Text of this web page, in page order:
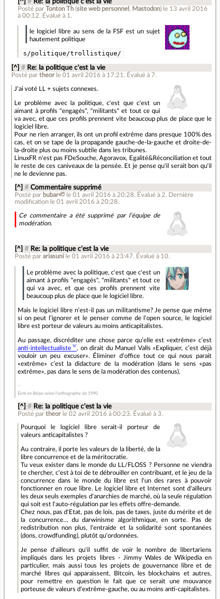
Posté parTonton Th (site web personnel , Mastodon) le 13 avril 2016
à 00:12. Évalué à 1 .
le logiciel libre au sens de la FSF est un sujet
hautement politique
s/politique/trollistique/
[^] # Re: la politique c'est la vie
Posté partheor le 01 avril 2016 à 17:21 . Évalué à7.
J'ai voté LL + sujets connexes.
Le problème avec la politique, c'est que c'est un
aimant à profils "engagés", "militants" et tout ce qui
va avec, et que ces profils prennent vite beaucoup plus de place que le
logiciel libre.
Pour ne rien arranger, ils ont un profil extrême dans presque 100% des
cas, et on se tape de la propagande gauche-de-la-gauche et droite-de-
la-droite plus ou moins subtile dans les tribunes.
LinuxFR n'est pas FDeSouche, Agoravox, Egalité&Réconciliation et tout
le reste de ces caniveaux de la pensée. Et je pense qu'il serait bon qu'il
ne le devienne pas.
[^] # Commentaire supprimé
Posté par bubar🦥 le 01 avril 2016 à 20:28. Évalué à 2. Dernière
modification le 01 avril 2016 à 20:28.
Ce commentaire a été supprimé par l’équipe de
modération.
[^] # Re: la politique c'est la vie
Posté par ariasuni le 01 avril 2016 à 23:47. Évalué à 10.
Le problème avec la politique, c'est que c'est un
aimant à profils "engagés", "militants" et tout ce
qui va avec, et que ces profils prennent vite
beaucoup plus de place que le logiciel libre.
Mais le logiciel libre n’est-il pas un militantisme? Je pense que même
si on peut l’ignorer et le penser comme de l’open source, le logiciel
libre est porteur de valeurs au moins anticapitalistes.
Au passage, discréditer une chose parce qu’elle est «extrême» c’est
anti-intellectualiste
, on dirait du Manuel Valls «Expliquer, c’est déjà
vouloir un peu excuser». Éliminer d’office tout ce qui nous parait
«extrême» c’est la didacture de la modération (dans le sens «pas
extrême», pas dans le sens de la modération des contenus).
Écrit en Bépo selon l’orthographe de 1990
[^] # Re: la politique c'est la vie
Posté partheor le 02 avril 2016 à 00:23. Évalué à 3.
Pourquoi le logiciel libre serait-il porteur de
valeurs anticapitalistes ?
Au contraire, il porte les valeurs de la liberté, de la
libre concurrence et de la méritocratie.
Tu veux exister dans le monde du LL/FLOSS ? Personne ne viendra
te chercher, c'est à toi de te débrouiller en contribuant, et le jeu de la
concurrence dans le monde du libre est l'un des rares à pouvoir
fonctionner en roue libre. Le logiciel libre et Internet sont d'ailleurs
les deux seuls exemples d'anarchies de marché, où la seule régulation
qui soit est l'auto-régulation par les effets offre-demande.
Chez nous, pas d'Etat, pas de lois, pas de taxes, juste du mérite et de
la concurrence… du darwinisme algorithmique, en sorte. Pas de
redistribution non plus, l'entraide et la solidarité sont spontanées
(dons, crowdfunding), plutôt qu'ordonnées.
Je pense d'ailleurs qu'il suffit de voir le nombre de libertariens
impliqués dans les projets libres - Jimmy Wales de Wikipedia en
particulier, mais aussi tous les projets de gouvernance libre et de
marché libres qui apparaissent, Bitcoin, les blockchains et autres,
pour remettre en question le fait que ce serait une mouvance
porteuse de valeurs d'extrême-gauche, ou au moins anti-capitalistes.